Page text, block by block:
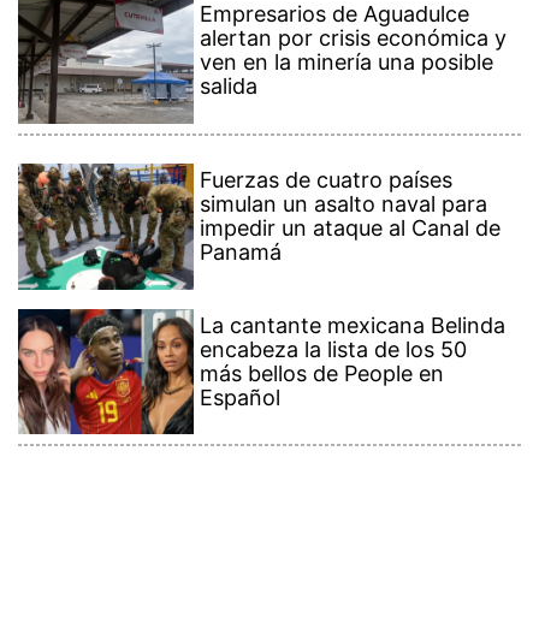
Empresarios de Aguadulce
alertan por crisis económica y
ven en la minería una posible
salida
Fuerzas de cuatro países
simulan un asalto naval para
impedir un ataque al Canal de
Panamá
La cantante mexicana Belinda
encabeza la lista de los 50
más bellos de People en
Español